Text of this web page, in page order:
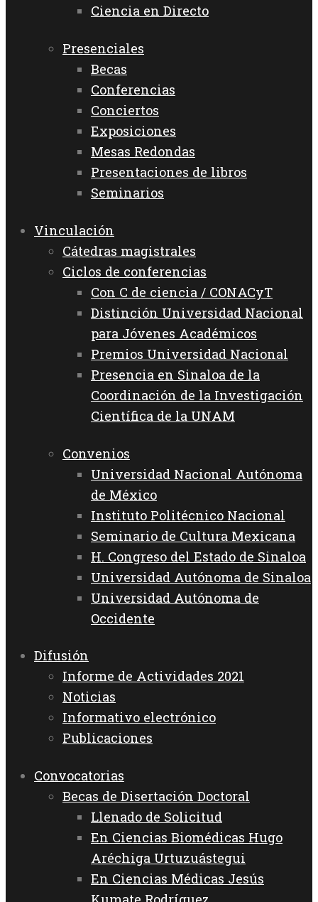
Ciencia en Directo
Presenciales
Becas
Conferencias
Conciertos
Exposiciones
Mesas Redondas
Presentaciones de libros
Seminarios
Vinculación
Cátedras magistrales
Ciclos de conferencias
Con C de ciencia / CONACyT
Distinción Universidad Nacional
para Jóvenes Académicos
Premios Universidad Nacional
Presencia en Sinaloa de la
Coordinación de la Investigación
Científica de la UNAM
Convenios
Universidad Nacional Autónoma
de México
Instituto Politécnico Nacional
Seminario de Cultura Mexicana
H. Congreso del Estado de Sinaloa
Universidad Autónoma de Sinaloa
Universidad Autónoma de
Occidente
Difusión
Informe de Actividades 2021
Noticias
Informativo electrónico
Publicaciones
Convocatorias
Becas de Disertación Doctoral
Llenado de Solicitud
En Ciencias Biomédicas Hugo
Aréchiga Urtuzuástegui
En Ciencias Médicas Jesús